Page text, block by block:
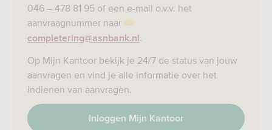
046 – 478 81 95 of een e-mail o.v.v. het
aanvraagnummer naar
completering@asnbank.nl .
Op Mijn Kantoor bekijk je 24/7 de status van jouw
aanvragen en vind je alle informatie over het
indienen van aanvragen.
Inloggen Mijn Kantoor